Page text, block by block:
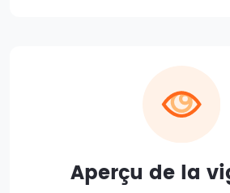
Aperçu de la